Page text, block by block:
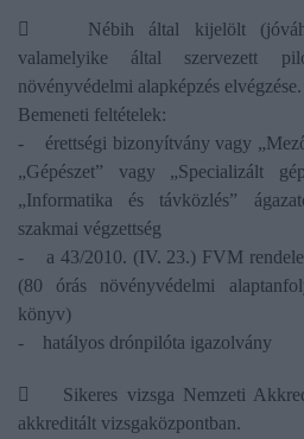
 Nébih által kijelölt
valamelyike által szervezett
növényvédelmi alapképzés elvégzése.
Bemeneti feltételek:
- érettségi bizonyítvány vagy
„Gépészet” vagy „Specializált
„Informatika és távközlés”
szakmai végzettség
- a 43/2010. (IV. 23.) FVM
(80 órás növényvédelmi
könyv)
- hatályos drónpilóta igazolvány
 Sikeres vizsga Nemzeti
akkreditált vizsgaközpontban.